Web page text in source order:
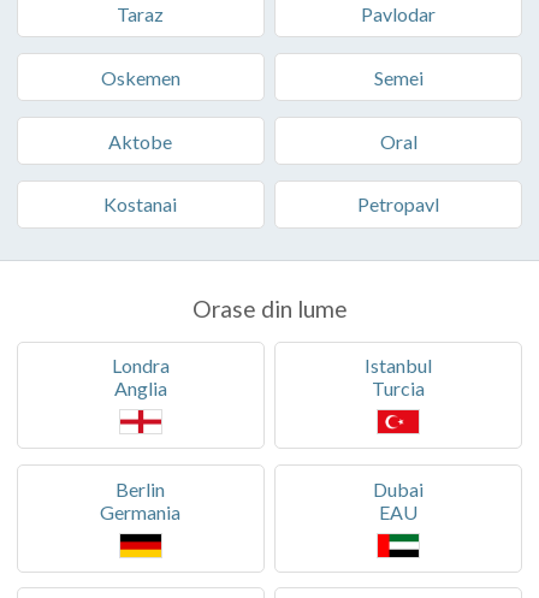
Taraz Pavlodar
Oskemen Semei
Aktobe Oral
Kostanai Petropavl
Orase din lume
Londra
Anglia
Istanbul
Turcia
Berlin
Germania
Dubai
EAU